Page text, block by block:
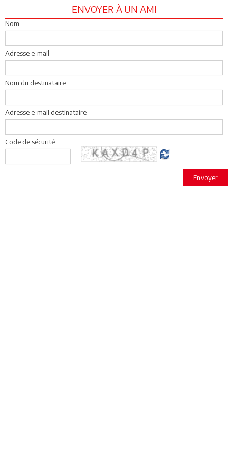
ENVOYER À UN AMI
Nom
Adresse e-mail
Nom du destinataire
Adresse e-mail destinataire
Code de sécurité
Envoyer